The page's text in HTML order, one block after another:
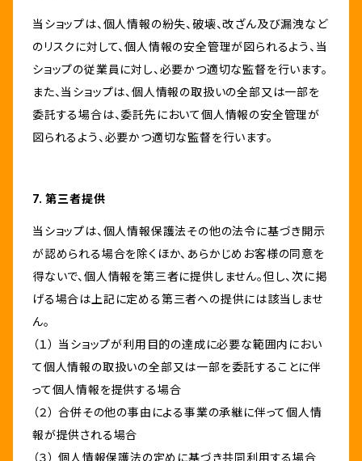
当ショップは、個人情報の紛失、破壊、改ざん及び漏洩など
のリスクに対して、個人情報の安全管理が図られるよう、当
ショップの従業員に対し、必要かつ適切な監督を行います。
また、当ショップは、個人情報の取扱いの全部又は一部を
委託する場合は、委託先において個人情報の安全管理が
図られるよう、必要かつ適切な監督を行います。
7. 第三者提供
当ショップは、個人情報保護法その他の法令に基づき開示
が認められる場合を除くほか、あらかじめお客様の同意を
得ないで、個人情報を第三者に提供しません。但し、次に掲
げる場合は上記に定める第三者への提供には該当しませ
ん。
（１） 当ショップが利用目的の達成に必要な範囲内におい
て個人情報の取扱いの全部又は一部を委託することに伴
って個人情報を提供する場合
（２） 合併その他の事由による事業の承継に伴って個人情
報が提供される場合
（３） 個人情報保護法の定めに基づき共同利用する場合